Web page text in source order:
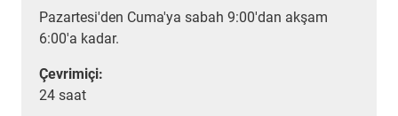
Pazartesi'den Cuma'ya sabah 9:00'dan akşam
6:00'a kadar.
Çevrimiçi:
24 saat